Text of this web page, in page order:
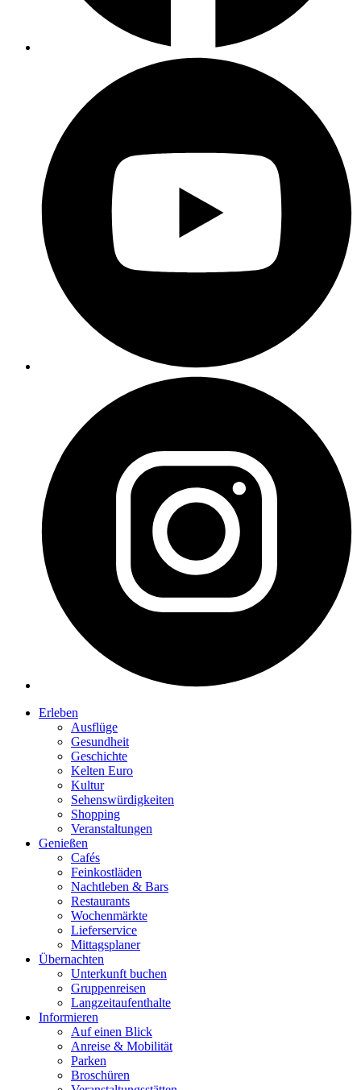
Erleben
Ausflüge
Gesundheit
Geschichte
Kelten Euro
Kultur
Sehenswürdigkeiten
Shopping
Veranstaltungen
Genießen
Cafés
Feinkostläden
Nachtleben & Bars
Restaurants
Wochenmärkte
Lieferservice
Mittagsplaner
Übernachten
Unterkunft buchen
Gruppenreisen
Langzeitaufenthalte
Informieren
Auf einen Blick
Anreise & Mobilität
Parken
Broschüren